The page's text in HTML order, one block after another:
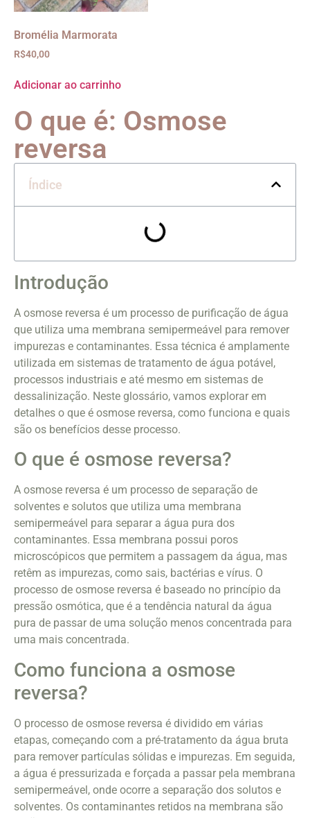
Bromélia Marmorata
R$40,00
Adicionar ao carrinho
O que é: Osmose
reversa
Índice
Introdução
A osmose reversa é um processo de purificação de água
que utiliza uma membrana semipermeável para remover
impurezas e contaminantes. Essa técnica é amplamente
utilizada em sistemas de tratamento de água potável,
processos industriais e até mesmo em sistemas de
dessalinização. Neste glossário, vamos explorar em
detalhes o que é osmose reversa, como funciona e quais
são os benefícios desse processo.
O que é osmose reversa?
A osmose reversa é um processo de separação de
solventes e solutos que utiliza uma membrana
semipermeável para separar a água pura dos
contaminantes. Essa membrana possui poros
microscópicos que permitem a passagem da água, mas
retêm as impurezas, como sais, bactérias e vírus. O
processo de osmose reversa é baseado no princípio da
pressão osmótica, que é a tendência natural da água
pura de passar de uma solução menos concentrada para
uma mais concentrada.
Como funciona a osmose
reversa?
O processo de osmose reversa é dividido em várias
etapas, começando com a pré-tratamento da água bruta
para remover partículas sólidas e impurezas. Em seguida,
a água é pressurizada e forçada a passar pela membrana
semipermeável, onde ocorre a separação dos solutos e
solventes. Os contaminantes retidos na membrana são